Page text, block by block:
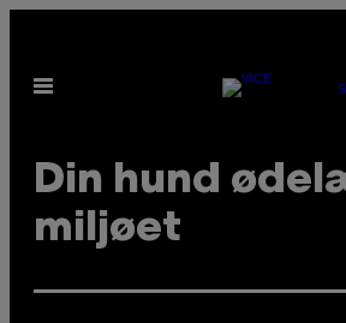
indhold
Åbn
Din hund
miljøet